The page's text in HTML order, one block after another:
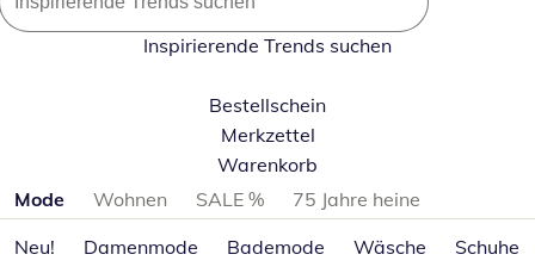
Inspirierende Trends suchen
Bestellschein
Merkzettel
Warenkorb
Produktkategorien überspringen
Mode Wohnen SALE %
75 Jahre heine
Neu!
Damenmode Bademode Wäsche Schuhe